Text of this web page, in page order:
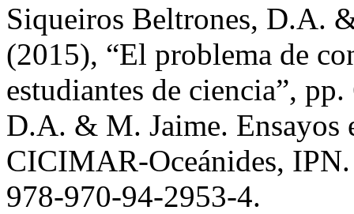
Siqueiros Beltrones, D.A.
(2015), “El problema de
estudiantes de ciencia”,
D.A. & M. Jaime.
CICIMAR-Oceánides,
978-970-94-2953-4.